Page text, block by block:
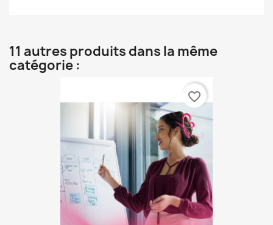
11 autres produits dans la même
catégorie :
favorite_border